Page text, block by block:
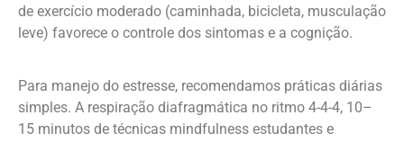
de exercício moderado (caminhada, bicicleta, musculação
leve) favorece o controle dos sintomas e a cognição.
Para manejo do estresse, recomendamos práticas diárias
simples. A respiração diafragmática no ritmo 4-4-4, 10–
15 minutos de técnicas mindfulness estudantes e